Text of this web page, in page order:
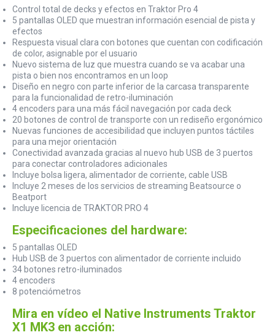
Control total de decks y efectos en Traktor Pro 4
5 pantallas OLED que muestran información esencial de pista y
efectos
Respuesta visual clara con botones que cuentan con codificación
de color, asignable por el usuario
Nuevo sistema de luz que muestra cuando se va acabar una
pista o bien nos encontramos en un loop
Diseño en negro con parte inferior de la carcasa transparente
para la funcionalidad de retro-iluminación
4 encoders para una más fácil navegación por cada deck
20 botones de control de transporte con un rediseño ergonómico
Nuevas funciones de accesibilidad que incluyen puntos táctiles
para una mejor orientación
Conectividad avanzada gracias al nuevo hub USB de 3 puertos
para conectar controladores adicionales
Incluye bolsa ligera, alimentador de corriente, cable USB
Incluye 2 meses de los servicios de streaming Beatsource o
Beatport
Incluye licencia de TRAKTOR PRO 4
Especificaciones del hardware:
5 pantallas OLED
Hub USB de 3 puertos con alimentador de corriente incluido
34 botones retro-iluminados
4 encoders
8 potenciómetros
Mira en vídeo el Native Instruments Traktor
X1 MK3 en acción: